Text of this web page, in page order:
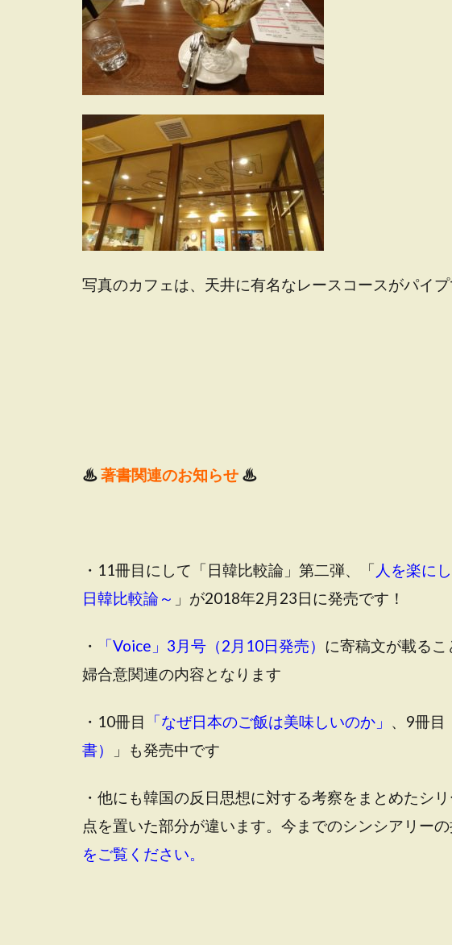
写真のカフェは、天井に有名なレースコースがパイプ
♨著書関連のお知らせ ♨
・11冊目にして「日韓比較論」第二弾、「 人を楽に
日韓比較論～ 」が2018年2月23日に発売です！
・ 「Voice」3月号（2月10日発売） に寄稿文が載る
婦合意関連の内容となります
・10冊目 「なぜ日本のご飯は美味しいのか」 、9冊目
書）
」も発売中です
・他にも韓国の反日思想に対する考察をまとめたシ
点を置いた部分が違います。今までのシンシアリーの
をご覧ください。